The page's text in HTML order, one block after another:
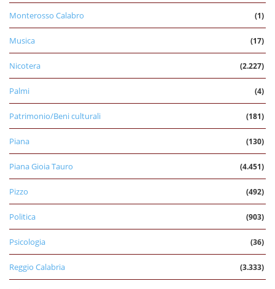
Monterosso Calabro (1)
Musica (17)
Nicotera (2.227)
Palmi (4)
Patrimonio/Beni culturali (181)
Piana (130)
Piana Gioia Tauro (4.451)
Pizzo (492)
Politica (903)
Psicologia (36)
Reggio Calabria (3.333)